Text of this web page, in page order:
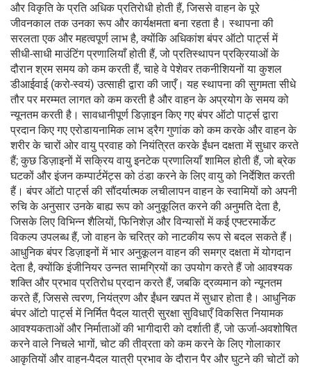
और विकृति के प्रति अधिक प्रतिरोधी होती हैं, जिससे वाहन के पूरे
जीवनकाल तक उनका रूप और कार्यक्षमता बना रहता है। स्थापना की
सरलता एक और महत्वपूर्ण लाभ है, क्योंकि अधिकांश बंपर ऑटो पार्ट्स में
सीधी-साधी माउंटिंग प्रणालियाँ होती हैं, जो प्रतिस्थापन प्रक्रियाओं के
दौरान श्रम समय को कम करती हैं, चाहे वे पेशेवर तकनीशियनों या कुशल
डीआईवाई (करो-स्वयं) उत्साही द्वारा की जाएँ। यह स्थापना की सुगमता सीधे
तौर पर मरम्मत लागत को कम करती है और वाहन के अप्रयोग के समय को
न्यूनतम करती है। सावधानीपूर्ण डिज़ाइन किए गए बंपर ऑटो पार्ट्स द्वारा
प्रदान किए गए एरोडायनामिक लाभ ड्रैग गुणांक को कम करके और वाहन के
शरीर के चारों ओर वायु प्रवाह को नियंत्रित करके ईंधन दक्षता में सुधार करते
हैं; कुछ डिज़ाइनों में सक्रिय वायु इनटेक प्रणालियाँ शामिल होती हैं, जो ब्रेक
घटकों और इंजन कम्पार्टमेंट्स को ठंडा करने के लिए वायु को निर्देशित करती
हैं। बंपर ऑटो पार्ट्स की सौंदर्यात्मक लचीलापन वाहन के स्वामियों को अपनी
रुचि के अनुसार उनके बाह्य रूप को अनुकूलित करने की अनुमति देता है,
जिसके लिए विभिन्न शैलियों, फिनिशेज़ और विन्यासों में कई एफ्टरमार्केट
विकल्प उपलब्ध हैं, जो वाहन के चरित्र को नाटकीय रूप से बदल सकते हैं।
आधुनिक बंपर डिज़ाइनों में भार अनुकूलन वाहन की समग्र दक्षता में योगदान
देता है, क्योंकि इंजीनियर उन्नत सामग्रियों का उपयोग करते हैं जो आवश्यक
शक्ति और प्रभाव प्रतिरोध प्रदान करते हैं, जबकि द्रव्यमान को न्यूनतम
करते हैं, जिससे त्वरण, नियंत्रण और ईंधन खपत में सुधार होता है। आधुनिक
बंपर ऑटो पार्ट्स में निर्मित पैदल यात्री सुरक्षा सुविधाएँ विकसित नियामक
आवश्यकताओं और निर्माताओं की भागीदारी को दर्शाती हैं, जो ऊर्जा-अवशोषित
करने वाले निचले भागों, चोट की तीव्रता को कम करने के लिए गोलाकार
आकृतियों और वाहन-पैदल यात्री प्रभाव के दौरान पैर और घुटने की चोटों को